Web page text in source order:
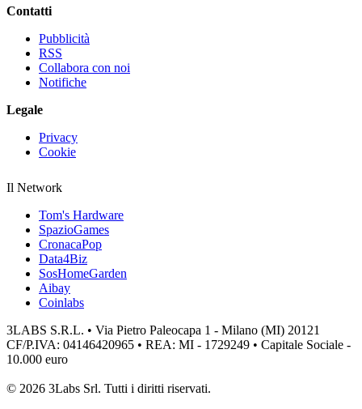
Contatti
Pubblicità
RSS
Collabora con noi
Notifiche
Legale
Privacy
Cookie
Il Network
Tom's Hardware
SpazioGames
CronacaPop
Data4Biz
SosHomeGarden
Aibay
Coinlabs
3LABS S.R.L. • Via Pietro Paleocapa 1 - Milano (MI) 20121
CF/P.IVA: 04146420965 • REA: MI - 1729249 • Capitale Sociale -
10.000 euro
© 2026 3Labs Srl. Tutti i diritti riservati.